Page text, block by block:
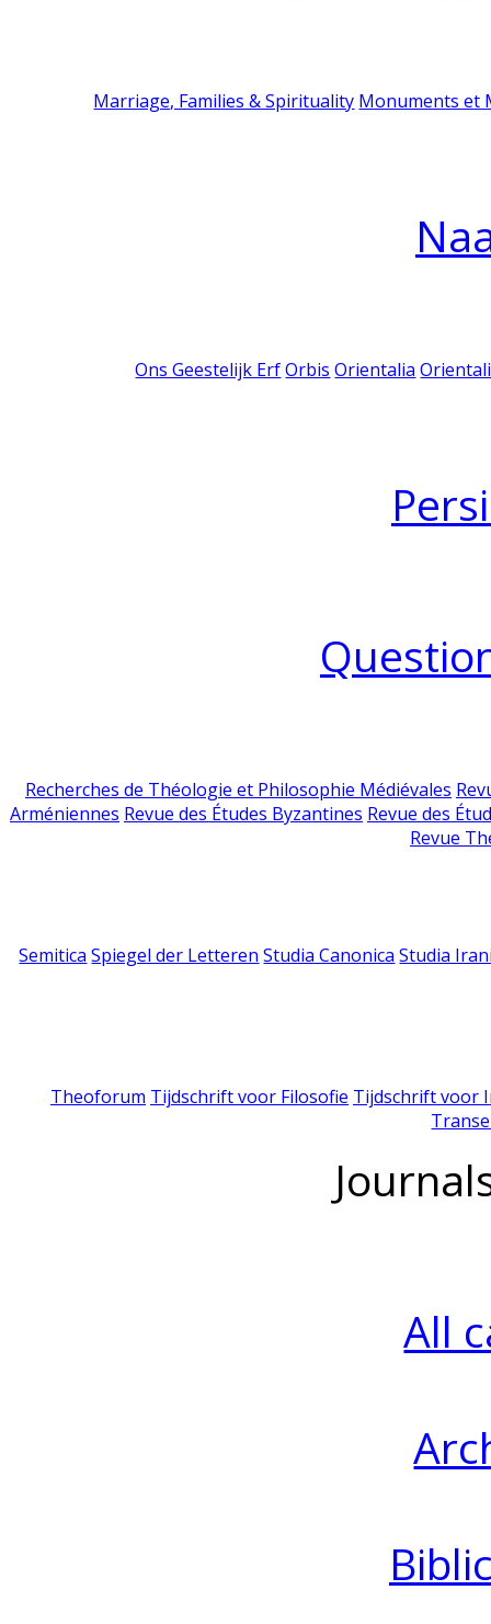
Marriage, Families & Spirituality Monuments et
Ons Geestelijk Erf Orbis Orientalia
Recherches de Théologie et Philosophie Médiévales
Arméniennes Revue des Études Byzantines Revue des
Revue
Semitica Spiegel der Letteren Studia Canonica Studia
Theoforum Tijdschrift voor Filosofie Tijdschrift voor
All